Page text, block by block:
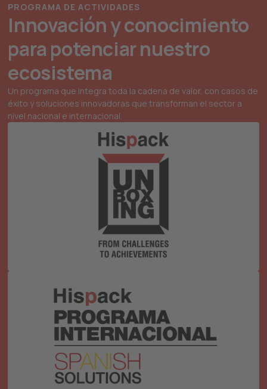
Facilitamos la transmisión de conocimiento en un
espacio transversal para profesionales de sectores
food y non-food de ámbito nacional. Apostamos por
la innovación en packaging, proceso y logística
como motor de cambio para dar con soluciones más
eficientes y rentables a los retos de la industria.
Un nuevo enfoque para impulsar las oportunidades
de negocio y networking de la innovación en
packaging española con los mercados
internacionales con más potencial.
PROGRAMA DE ACTIVIDADES
Innovación y conocimiento
para potenciar nuestro
ecosistema
Un programa que integra toda la cadena de valor, con casos de
éxito y soluciones innovadoras que transforman el sector a
nivel nacional e internacional.